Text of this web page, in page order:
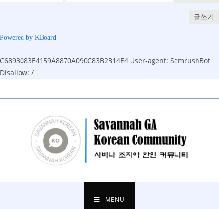
글쓰기
Powered by KBoard
C6893083E4159A8870A090C83B2B14E4 User-agent: SemrushBot
Disallow: /
to
MENU